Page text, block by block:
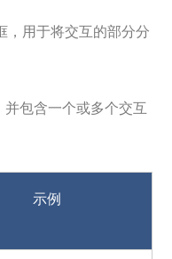
，用于将交互的部分分
包含一个或多个交互
示例